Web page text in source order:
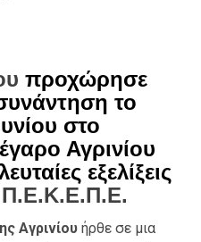
προχώρησε
το
στο
Αγρινίου
εξελίξεις
Αγρινίου ήρθε σε μια